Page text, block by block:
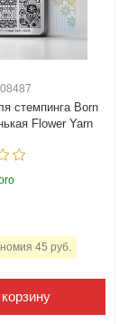
стемпинга Born
Flower Yarn
45 руб.